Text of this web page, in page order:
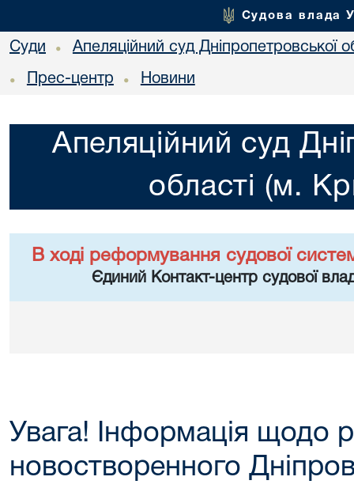
Судова влада
Суди • Апеляційний суд Дніпропетровської
• Прес-центр • Новини
Апеляційний суд
області (м.
В ході реформування судової
Єдиний Контакт-центр судової
Увага! Інформація щодо
новостворенного